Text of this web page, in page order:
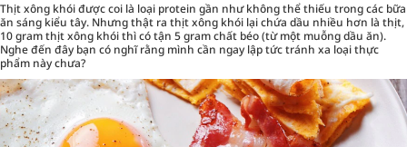
Thịt xông khói được coi là loại protein gần như không thể thiếu trong các bữa
ăn sáng kiểu tây. Nhưng thật ra thịt xông khói lại chứa dầu nhiều hơn là thịt,
10 gram thịt xông khói thì có tận 5 gram chất béo (từ một muỗng dầu ăn).
Nghe đến đây bạn có nghĩ rằng mình cần ngay lập tức tránh xa loại thực
phẩm này chưa?